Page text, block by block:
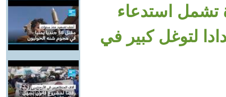
تشمل استدعاء
لتوغل كبير في